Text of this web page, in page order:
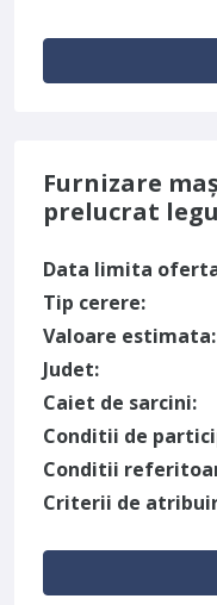
Furnizare
prelucrat
Data limita
Tip cerere:
Valoare estimata:
Judet:
Caiet de sarcini:
Conditii de
Conditii
Criterii de